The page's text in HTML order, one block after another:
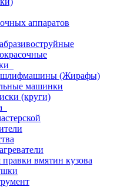
аппаратов
шлифмашины (Жирафы)
машинки
(круги)
вмятин кузова